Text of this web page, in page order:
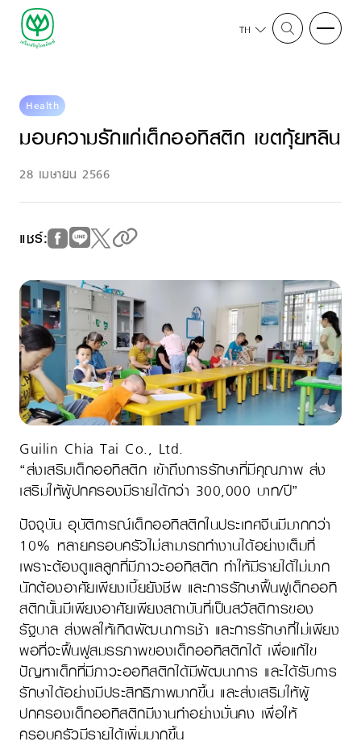
TH
Health
มอบความรักแก่เด็กออทิสติก เขตกุ้ยหลิน
28 เมษายน 2566
แชร์:
Guilin Chia Tai Co., Ltd.
“ส่งเสริมเด็กออทิสติก เข้าถึงการรักษาที่มีคุณภาพ ส่ง
เสริมให้ผู้ปกครองมีรายได้กว่า 300,000 บาท/ปี”
ปัจจุบัน อุบัติการณ์เด็กออทิสติกในประเทศจีนมีมากกว่า
10% หลายครอบครัวไม่สามารถทำงานได้อย่างเต็มที่
เพราะต้องดูแลลูกที่มีภาวะออทิสติก ทำให้มีรายได้ไม่มาก
นักต้องอาศัยเพียงเบี้ยยังชีพ และการรักษาฟื้นฟูเด็กออทิ
สติกนั้นมีเพียงอาศัยเพียงสถาบันที่เป็นสวัสดิการของ
รัฐบาล ส่งผลให้เกิดพัฒนาการช้า และการรักษาที่ไม่เพียง
พอที่จะฟื้นฟูสมรรภาพของเด็กออทิสติกได้ เพื่อแก้ไข
ปัญหาเด็กที่มีภาวะออทิสติกได้มีพัฒนาการ และได้รับการ
รักษาได้อย่างมีประสิทธิภาพมากขึ้น และส่งเสริมให้ผู้
ปกครองเด็กออทิสติกมีงานทำอย่างมั่นคง เพื่อให้
ครอบครัวมีรายได้เพิ่มมากขึ้น